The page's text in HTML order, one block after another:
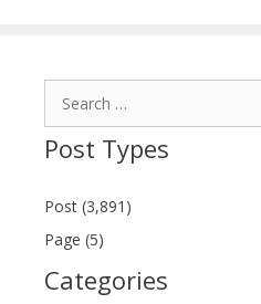
Post Types
Post (3,891)
Page (5)
Categories